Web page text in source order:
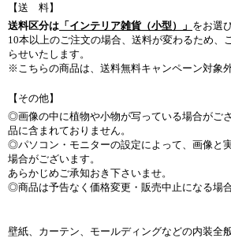
【送 料】
送料区分は 「インテリア雑貨（小型）」 をお選
10本以上のご注文の場合、送料が変わるため、
らせいたします。
※こちらの商品は、送料無料キャンペーン対象外
【その他】
◎画像の中に植物や小物が写っている場合がご
品に含まれておりません。
◎パソコン・モニターの設定によって、画像と
場合がございます。
あらかじめご承知おき下さいませ。
◎商品は予告なく価格変更・販売中止になる場
壁紙、カーテン、モールディングなどの内装全